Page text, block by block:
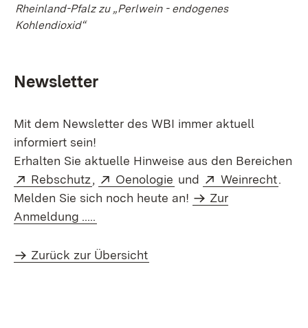
Rheinland-Pfalz zu „Perlwein - endogenes
Kohlendioxid“
Newsletter
Mit dem Newsletter des WBI immer aktuell
informiert sein!
Erhalten Sie aktuelle Hinweise aus den Bereichen
Extern:
Rebschutz (Öffnet in neuem Fenster)
, Extern:
Oenologie (Öffnet in neuem
und Extern:
Weinrecht.
Melden Sie sich noch heute an!
Extern:
Zur
Anmeldung .....
Zurück zur Übersicht